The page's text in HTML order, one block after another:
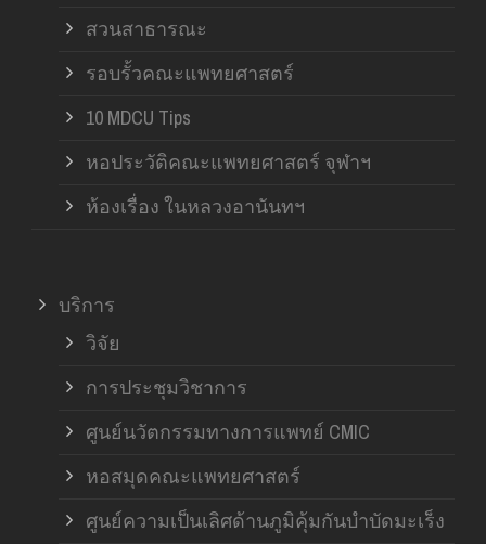
สวนสาธารณะ
รอบรั้วคณะแพทยศาสตร์
10 MDCU Tips
หอประวัติคณะแพทยศาสตร์ จุฬาฯ
ห้องเรื่อง ในหลวงอานันทฯ
บริการ
วิจัย
การประชุมวิชาการ
ศูนย์นวัตกรรมทางการแพทย์ CMIC
หอสมุดคณะแพทยศาสตร์
ศูนย์ความเป็นเลิศด้านภูมิคุ้มกันบำบัดมะเร็ง